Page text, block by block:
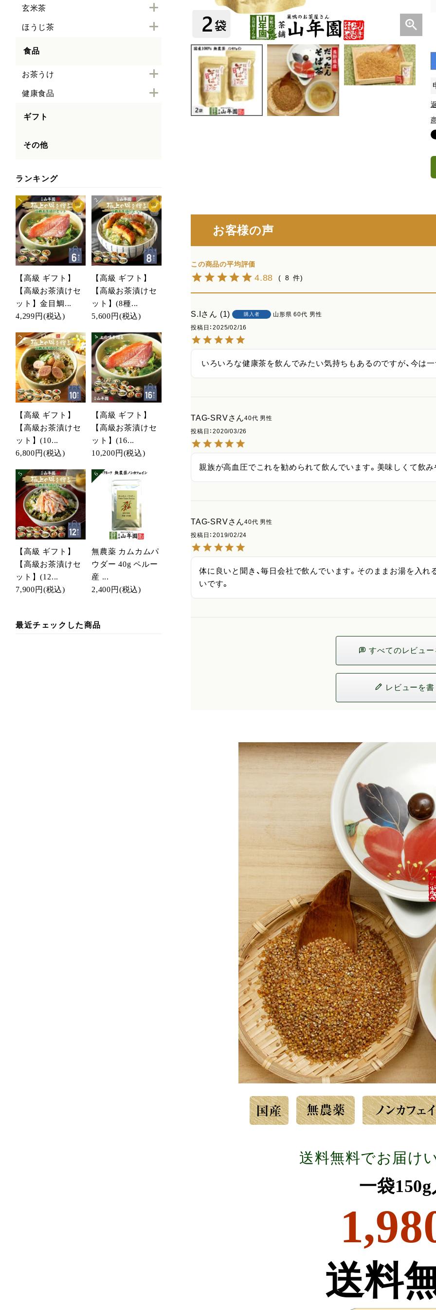
玄米茶
ほうじ茶
食品
お茶うけ
健康食品
ギフト
その他
ランキング
【高級 ギフト】
【高級お茶漬けセ
ット】金目鯛...
4,299円 (税込)
【高級 ギフト】
【高級お茶漬けセ
ット】(8種...
5,600円 (税込)
【高級 ギフト】
【高級お茶漬けセ
ット】(10...
6,800円 (税込)
【高級 ギフト】
【高級お茶漬けセ
ット】(16...
10,200円 (税込)
【高級 ギフト】
【高級お茶漬けセ
ット】(12...
7,900円 (税込)
無農薬 カムカムパ
ウダー 40g ペルー
産 ...
2,400円 (税込)
最近チェックした商品
お客様の声
4.88 8
S.I 1 購入者 山形県 60代 男性
投稿日
2025/02/16
いろいろな健康茶を飲んでみたい気持ちもあるのですが、今は
TAG-SRV 40代 男性
投稿日
2020/03/26
親族が高血圧でこれを勧められて飲んでいます。美味しくて飲
TAG-SRV 40代 男性
投稿日
2019/02/24
体に良いと聞き、毎日会社で飲んでいます。そのままお湯を入
いです。
すべてのレビュ
レビューを書
送料無料でお届け
一袋
送料